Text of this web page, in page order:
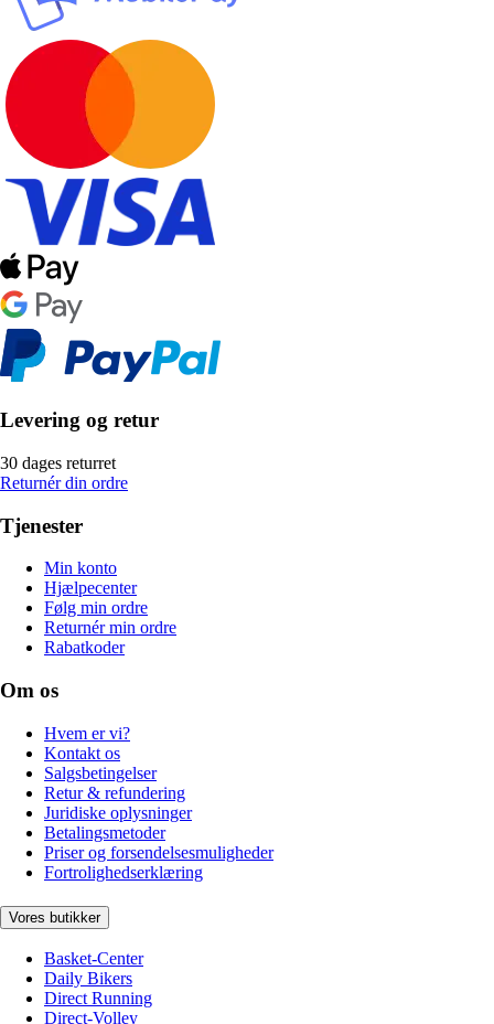
Levering og retur
30 dages returret
Returnér din ordre
Tjenester
Min konto
Hjælpecenter
Følg min ordre
Returnér min ordre
Rabatkoder
Om os
Hvem er vi?
Kontakt os
Salgsbetingelser
Retur & refundering
Juridiske oplysninger
Betalingsmetoder
Priser og forsendelsesmuligheder
Fortrolighedserklæring
Vores butikker
Basket-Center
Daily Bikers
Direct Running
Direct-Volley